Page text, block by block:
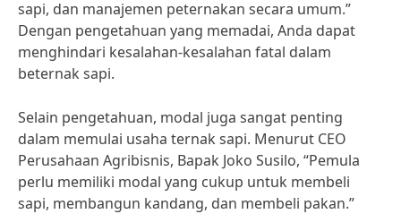
sapi, dan manajemen peternakan secara umum.”
Dengan pengetahuan yang memadai, Anda dapat
menghindari kesalahan-kesalahan fatal dalam
beternak sapi.
Selain pengetahuan, modal juga sangat penting
dalam memulai usaha ternak sapi. Menurut CEO
Perusahaan Agribisnis, Bapak Joko Susilo, “Pemula
perlu memiliki modal yang cukup untuk membeli
sapi, membangun kandang, dan membeli pakan.”